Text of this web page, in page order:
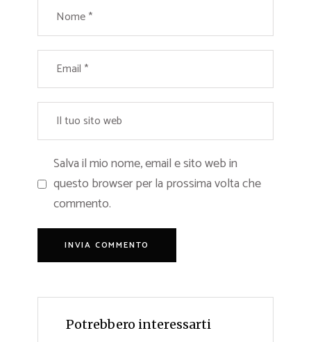
Salva il mio nome, email e sito web in
questo browser per la prossima volta che
commento.
Potrebbero interessarti